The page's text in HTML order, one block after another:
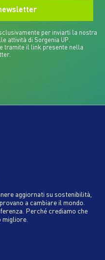
per inviarti la nostra
attività di Sorgenia UP.
tramite il link presente nella
aggiornati su sostenibilità,
a cambiare il mondo.
Perché crediamo che